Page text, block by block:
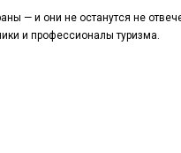
— и они не останутся не
и профессионалы туризма.